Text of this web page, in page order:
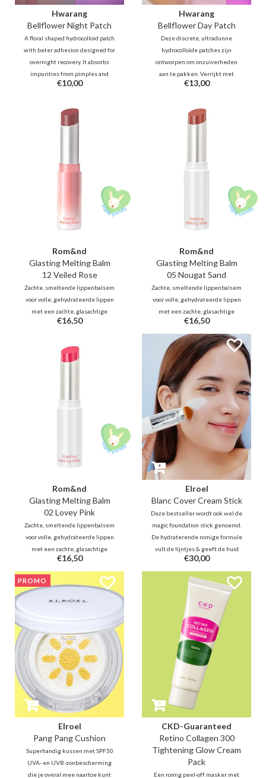
Hwarang
Bellflower Night Patch
A floral shaped hydrocolloid patch
with beter adhesion designed for
overnight recovery. It absorbs
impurities from pimples and
calms inflammation with
protecting skin while you sleep
for a clearer morning.
€10,00
Hwarang
Bellflower Day Patch
Deze discrete, ultradunne
hydrocolloïde patches zijn
ontworpen om onzuiverheden
aan te pakken. Verrijkt met
bellflower, centella en salicylzuur,
beschermen ze puistjes tegen
bacteriën, terwijl ze naadloos
€13,00
Rom&nd
Glasting Melting Balm
12 Veiled Rose
Zachte, smeltende lippenbalsem
voor volle, gehydrateerde lippen
met een zachte, glasachtige
glans. Geeft een subtiele tint of
€16,50
Rom&nd
Glasting Melting Balm
05 Nougat Sand
Zachte, smeltende lippenbalsem
voor volle, gehydrateerde lippen
met een zachte, glasachtige
glans. Geeft een subtiele tint of
een verfrissend kleuraccent.
€16,50
Rom&nd
Glasting Melting Balm
02 Lovey Pink
Zachte, smeltende lippenbalsem
voor volle, gehydrateerde lippen
met een zachte, glasachtige
glans. Geeft een subtiele tint of
een verfrissend kleuraccent.
€16,50
Elroel
Blanc Cover Cream Stick
Deze bestseller wordt ook wel de
magic foundation stick genoemd.
De hydraterende romige formule
vult de lijntjes & geeft de huid
een prachtige glow. Borstel het
uit & zie hoe de zachte textuur
verandert in een foundation die
zich aanpast aan je huidskleur
€30,00
PROMO
Elroel
Pang Pang Cushion
Superhandig kussen met SPF50
UVA- en UVB-zonbescherming
die je overal mee naartoe kunt
CKD-Guaranteed
Retino Collagen 300
Tightening Glow Cream
Pack
Een romig peel-off masker met